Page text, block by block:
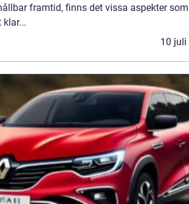
framtid, finns det vissa aspekter
10 juli